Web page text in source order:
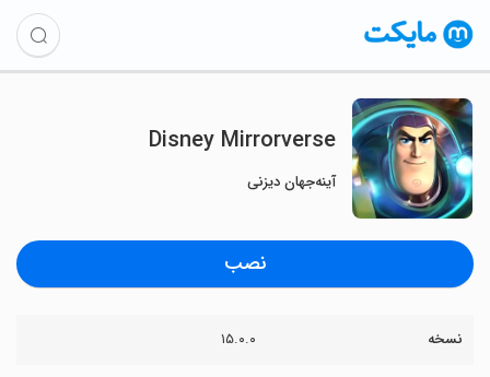
Disney Mirrorverse
آینه‌جهان دیزنی
نصب
نسخه ۱۵.۰.۰